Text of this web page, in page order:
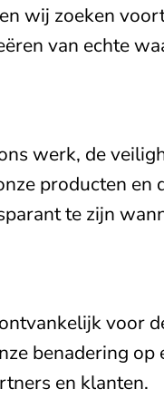
wij zoeken
van echte
werk, de
producten en
te zijn
voor
benadering
en klanten.